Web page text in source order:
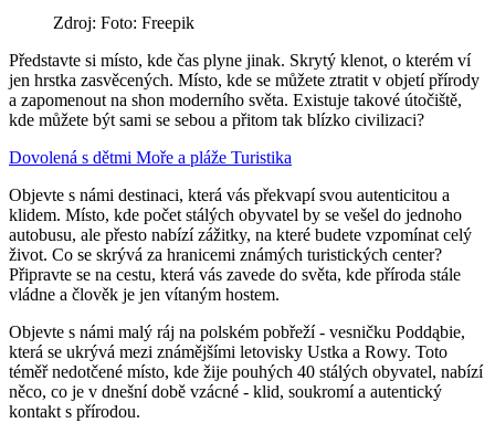
Zdroj: Foto: Freepik
Představte si místo, kde čas plyne jinak. Skrytý klenot, o kterém ví
jen hrstka zasvěcených. Místo, kde se můžete ztratit v objetí přírody
a zapomenout na shon moderního světa. Existuje takové útočiště,
kde můžete být sami se sebou a přitom tak blízko civilizaci?
Dovolená s dětmi Moře a pláže Turistika
Objevte s námi destinaci, která vás překvapí svou autenticitou a
klidem. Místo, kde počet stálých obyvatel by se vešel do jednoho
autobusu, ale přesto nabízí zážitky, na které budete vzpomínat celý
život. Co se skrývá za hranicemi známých turistických center?
Připravte se na cestu, která vás zavede do světa, kde příroda stále
vládne a člověk je jen vítaným hostem.
Objevte s námi malý ráj na polském pobřeží - vesničku Poddąbie,
která se ukrývá mezi známějšími letovisky Ustka a Rowy. Toto
téměř nedotčené místo, kde žije pouhých 40 stálých obyvatel, nabízí
něco, co je v dnešní době vzácné - klid, soukromí a autentický
kontakt s přírodou.